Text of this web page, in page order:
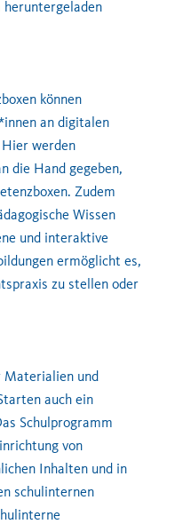
heruntergeladen
können
an digitalen
werden
die Hand gegeben,
Zudem
Wissen
und interaktive
ermöglicht es,
zu stellen oder
Materialien und
auch ein
Schulprogramm
von
Inhalten und in
schulinternen